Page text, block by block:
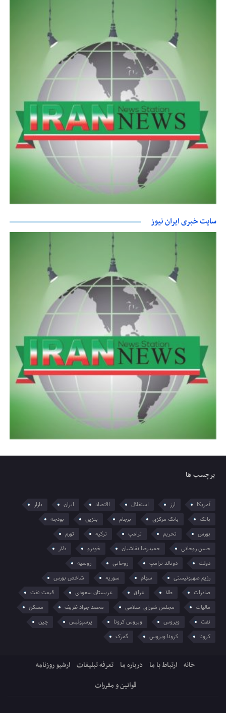
سایت خبری ایران نیوز
برچسب ها
آمریکا ارز استقلال اقتصاد ایران
بازار
بانک
بانک مرکزی برجام بنزین
بودجه
بورس
تحریم ترامپ ترکیه
تورم
حسن روحانی
حمیدرضا نقاشیان خودرو
دلار
دولت
دونالد ترامپ روحانی
روسیه
رژیم صهیونیستی
سهام سوریه
شاخص بورس
صادرات
طلا عراق عربستان سعودی
قیمت نفت
مالیات
مجلس شورای اسلامی محمد جواد ظریف
مسکن
نفت
ویروس ویروس کرونا پرسپولیس
چین
کرونا
کرونا ویروس گمرک
خانه ارتباط با ما درباره ما تعرفه تبلیغات ارشیو روزنامه
قوانین و مقررات